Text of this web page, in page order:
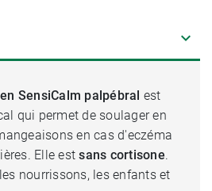
SensiCalm palpébral est
qui permet de soulager en
en cas d'eczéma
Elle estsans cortisone.
nourrissons, les enfants et